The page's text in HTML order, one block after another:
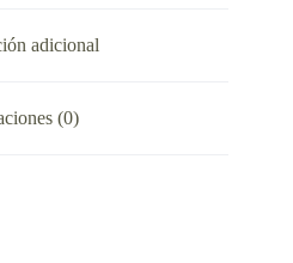
adicional
(0)